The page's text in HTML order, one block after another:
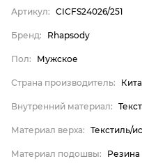
Бренд
Пол
Страна производитель
Внутренний материал
Материал верха
Материал подошвы
Артикул: CICFS24026/251
Бренд: Rhapsody
Пол: Мужское
Страна производитель:
Внутренний материал:
Материал верха: Текстиль/
Материал подошвы: Резина